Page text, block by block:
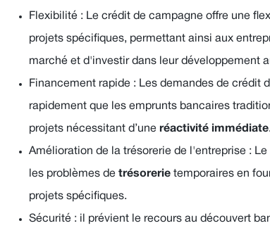
Flexibilité : Le crédit de campagne offre une
projets spécifiques, permettant ainsi aux
marché et d'investir dans leur développement
Financement rapide : Les demandes de crédit
rapidement que les emprunts bancaires
projets nécessitant d’une réactivité immédiate.
Amélioration de la trésorerie de l'entreprise :
les problèmes de trésorerietemporaires en
projets spécifiques.
Sécurité : il prévient le recours au découvert